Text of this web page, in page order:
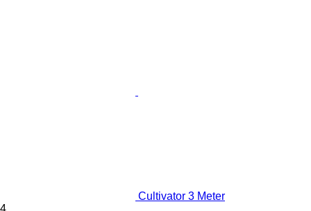
Cultivator 3 Meter